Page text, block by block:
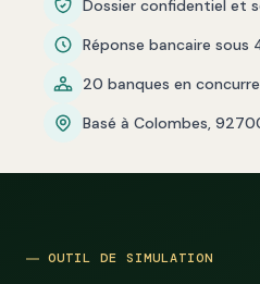
Dossier confidentiel et
Réponse bancaire sous
20 banques en
Basé à Colombes,
OUTIL DE SIMULATION